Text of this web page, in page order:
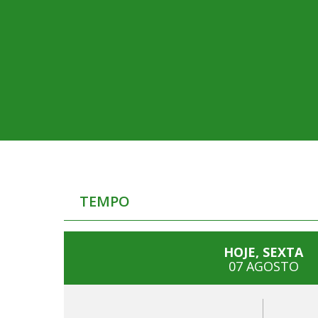
TEMPO
HOJE, SEXTA
07 AGOSTO